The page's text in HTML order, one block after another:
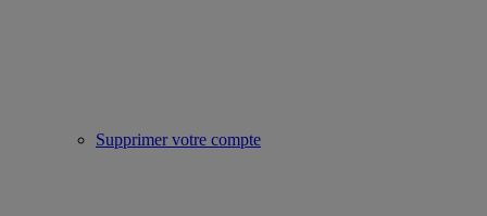
Supprimer votre compte